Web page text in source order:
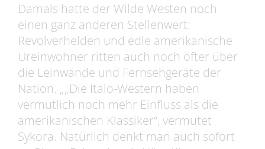
Damals hatte der Wilde Westen noch
einen ganz anderen Stellenwert:
Revolverhelden und edle amerikanische
Ureinwohner ritten auch noch öfter über
die Leinwände und Fernsehgeräte der
Nation. „„Die Italo-Western haben
vermutlich noch mehr Einfluss als die
amerikanischen Klassiker“, vermutet
Sykora. Natürlich denkt man auch sofort